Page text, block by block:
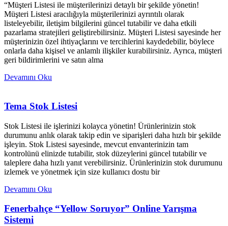
“Müşteri Listesi ile müşterilerinizi detaylı bir şekilde yönetin!
Müşteri Listesi aracılığıyla müşterilerinizi ayrıntılı olarak
listeleyebilir, iletişim bilgilerini güncel tutabilir ve daha etkili
pazarlama stratejileri geliştirebilirsiniz. Müşteri Listesi sayesinde her
müşterinizin özel ihtiyaçlarını ve tercihlerini kaydedebilir, böylece
onlarla daha kişisel ve anlamlı ilişkiler kurabilirsiniz. Ayrıca, müşteri
geri bildirimlerini ve satın alma
Devamını Oku
Tema Stok Listesi
Stok Listesi ile işlerinizi kolayca yönetin! Ürünlerinizin stok
durumunu anlık olarak takip edin ve siparişleri daha hızlı bir şekilde
işleyin. Stok Listesi sayesinde, mevcut envanterinizin tam
kontrolünü elinizde tutabilir, stok düzeylerini güncel tutabilir ve
taleplere daha hızlı yanıt verebilirsiniz. Ürünlerinizin stok durumunu
izlemek ve yönetmek için size kullanıcı dostu bir
Devamını Oku
Fenerbahçe “Yellow Soruyor” Online Yarışma
Sistemi